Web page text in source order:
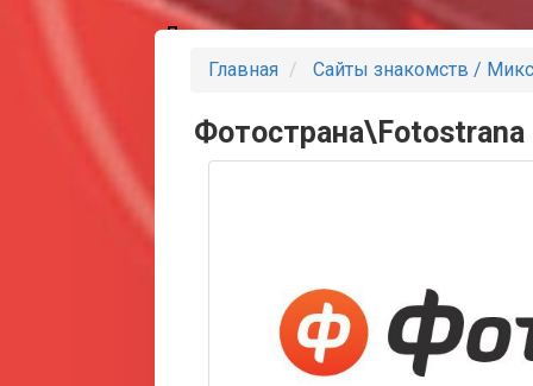
Партнеры
Главная Сайты знакомств / Микс